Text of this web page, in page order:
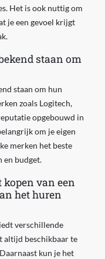
Het is ook nuttig om
je een gevoel krijgt
staan om
staan om hun
zoals Logitech,
opgebouwd in
om je eigen
merken het beste
en budget.
van een
het huren
verschillende
altijd beschikbaar te
kun je het